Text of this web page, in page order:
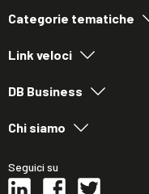
Categorie tematiche
Link veloci
DB Business
Chi siamo
Seguici su